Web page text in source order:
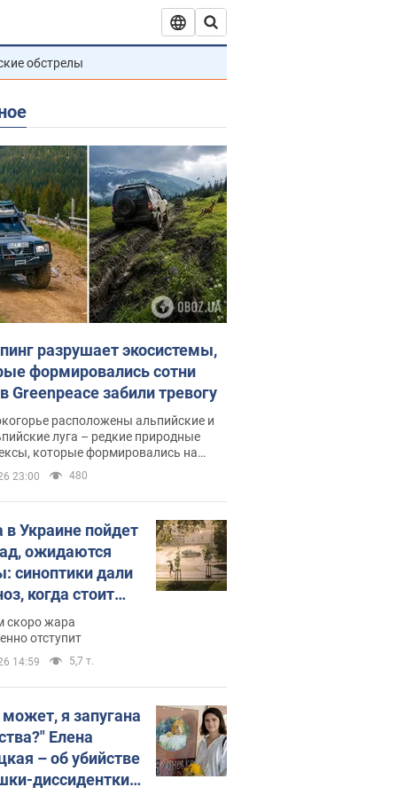
обстрелы
разрушает экосистемы,
формировались сотни
Greenpeace забили тревогу
расположены альпийские и
луга – редкие природные
которые формировались на
сотен лет
23:00 480
Украине пойдет
ожидаются
синоптики дали
когда стоит
изменения
скоро жара
отступит
14:59 5,7 т.
я запугана
Елена
– об убийстве
диссидентки